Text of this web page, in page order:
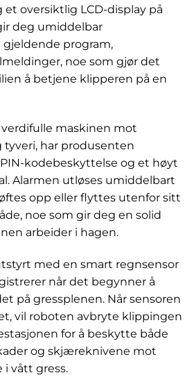
oversiktlig LCD-display på
deg umiddelbar
program,
noe som gjør det
å betjene klipperen på en
maskinen mot
har produsenten
kodebeskyttelse og et høyt
Alarmen utløses umiddelbart
opp eller flyttes utenfor sitt
noe som gir deg en solid
arbeider i hagen.
med en smart regnsensor
når det begynner å
på gressplenen. Når sensoren
vil roboten avbryte klippingen
for å beskytte både
og skjæreknivene mot
i vått gress.